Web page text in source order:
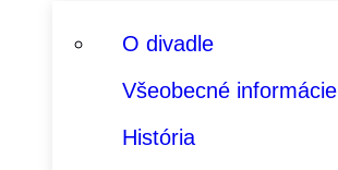
O divadle
Všeobecné informácie
História